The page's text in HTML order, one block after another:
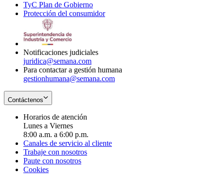
new
window
in
new
TyC Plan de Gobierno
in
Protección del consumidorOpens
Notificaciones judiciales
juridica@semana.com
Para contactar a gestión humana
gestionhumana@semana.com
Contáctenos
Horarios de atención
Lunes a Viernes
8:00 a.m. a 6:00 p.m.
Canales de servicio al cliente
Trabaje con nosotros
Paute con nosotros
Cookies